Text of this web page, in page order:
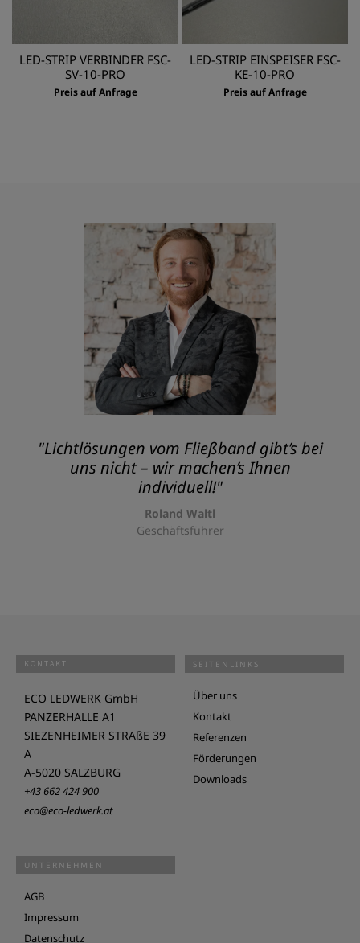
LED-STRIP VERBINDER FSC-
SV-10-PRO
Preis auf Anfrage
LED-STRIP EINSPEISER FSC-
KE-10-PRO
Preis auf Anfrage
"Lichtlösungen vom Fließband gibt’s bei
uns nicht – wir machen’s Ihnen
individuell!"
Roland Waltl
Geschäftsführer
KONTAKT
ECO LEDWERK GmbH
PANZERHALLE A1
SIEZENHEIMER STRAßE 39
A
A-5020 SALZBURG
+43 662 424 900
eco@eco-ledwerk.at
SEITENLINKS
Über uns
Kontakt
Referenzen
Förderungen
Downloads
UNTERNEHMEN
AGB
Impressum
Datenschutz